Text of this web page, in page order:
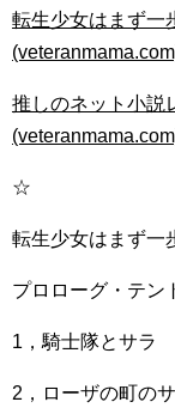
転生少女はまず一
推しのネット小説
☆
転生少女はまず一
プロローグ・テン
1，騎士隊とサラ
2，ローザの町の